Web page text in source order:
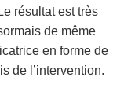
résultat est très
de même
en forme de
de l’intervention.